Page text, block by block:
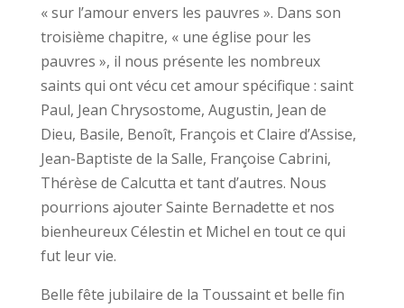
« sur l’amour envers les pauvres ». Dans son
troisième chapitre, « une église pour les
pauvres », il nous présente les nombreux
saints qui ont vécu cet amour spécifique : saint
Paul, Jean Chrysostome, Augustin, Jean de
Dieu, Basile, Benoît, François et Claire d’Assise,
Jean-Baptiste de la Salle, Françoise Cabrini,
Thérèse de Calcutta et tant d’autres. Nous
pourrions ajouter Sainte Bernadette et nos
bienheureux Célestin et Michel en tout ce qui
fut leur vie.
Belle fête jubilaire de la Toussaint et belle fin